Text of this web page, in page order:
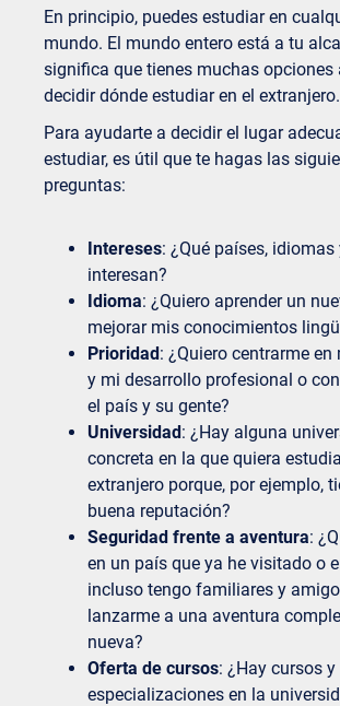
En principio, puedes estudiar en
mundo. El mundo entero está a tu
significa que tienes muchas opciones
decidir dónde estudiar en el extranjero.
Para ayudarte a decidir el lugar
estudiar, es útil que te hagas las
preguntas:
Intereses: ¿Qué países,
interesan?
Idioma: ¿Quiero aprender un
mejorar mis conocimientos
Prioridad: ¿Quiero centrarme
y mi desarrollo profesional o
el país y su gente?
Universidad: ¿Hay alguna
concreta en la que quiera
extranjero porque, por ejemplo,
buena reputación?
Seguridad frente a aventura:
en un país que ya he visitado o
incluso tengo familiares y
lanzarme a una aventura
nueva?
Oferta de cursos: ¿Hay cursos y
especializaciones en la